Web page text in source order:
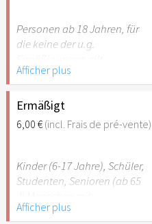
Personen ab 18 Jahren, für
die keine der u.g.
Afficher plus
Ermäßigt
6,00 €(incl. Frais de pré-vente)
Kinder (6-17 Jahre), Schüler,
Studenten, Senioren (ab 65
Behinderung (ab 50%),
Afficher plus